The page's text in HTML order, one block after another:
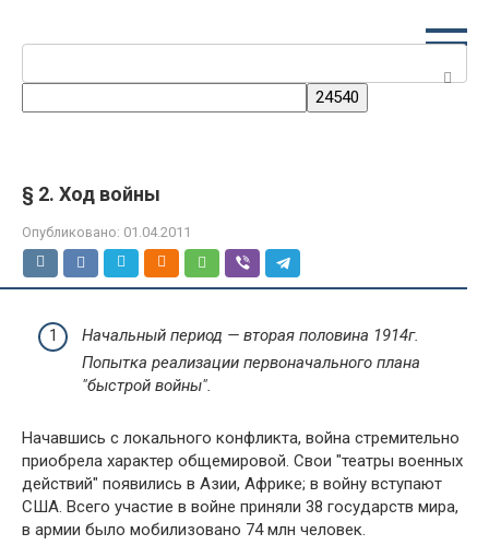
§ 2. Ход войны
Опубликовано: 01.04.2011
Начальный период — вторая половина 1914г.
Попытка реализации первоначального плана
"быстрой войны".
Начавшись с локального конфликта, война стремительно
приобрела характер общемировой. Свои "театры военных
действий" появились в Азии, Африке; в войну вступают
США. Всего участие в войне приняли 38 государств мира,
в армии было мобилизовано 74 млн человек.